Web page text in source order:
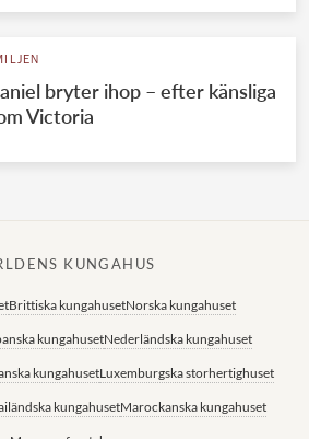
bryter ihop – efter känsliga
Victoria
KUNGAHUS
Brittiska kungahusetNorska kungahuset
kungahusetNederländska kungahuset
kungahusetLuxemburgska storhertighuset
kungahusetMarockanska kungahuset